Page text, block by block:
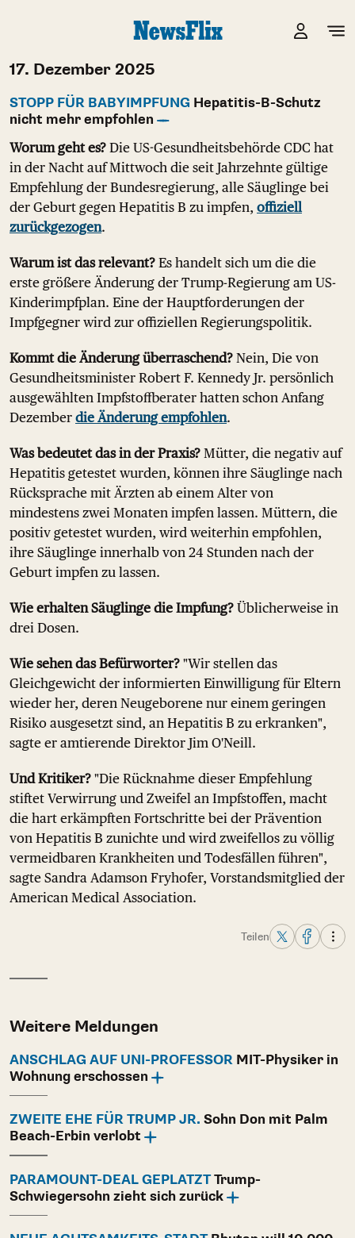
17. Dezember 2025
STOPP FÜR BABYIMPFUNG Hepatitis-B-Schutz
nicht mehr empfohlen
Worum geht es? Die US-Gesundheitsbehörde CDC hat
in der Nacht auf Mittwoch die seit Jahrzehnte gültige
Empfehlung der Bundesregierung, alle Säuglinge bei
der Geburt gegen Hepatitis B zu impfen, offiziell
zurückgezogen.
Warum ist das relevant? Es handelt sich um die die
erste größere Änderung der Trump-Regierung am US-
Kinderimpfplan. Eine der Hauptforderungen der
Impfgegner wird zur offiziellen Regierungspolitik.
Kommt die Änderung überraschend? Nein, Die von
Gesundheitsminister Robert F. Kennedy Jr. persönlich
ausgewählten Impfstoffberater hatten schon Anfang
Dezember die Änderung empfohlen.
Was bedeutet das in der Praxis? Mütter, die negativ auf
Hepatitis getestet wurden, können ihre Säuglinge nach
Rücksprache mit Ärzten ab einem Alter von
mindestens zwei Monaten impfen lassen. Müttern, die
positiv getestet wurden, wird weiterhin empfohlen,
ihre Säuglinge innerhalb von 24 Stunden nach der
Geburt impfen zu lassen.
Wie erhalten Säuglinge die Impfung? Üblicherweise in
drei Dosen.
Wie sehen das Befürworter? "Wir stellen das
Gleichgewicht der informierten Einwilligung für Eltern
wieder her, deren Neugeborene nur einem geringen
Risiko ausgesetzt sind, an Hepatitis B zu erkranken",
sagte er amtierende Direktor Jim O'Neill.
Und Kritiker? "Die Rücknahme dieser Empfehlung
stiftet Verwirrung und Zweifel an Impfstoffen, macht
die hart erkämpften Fortschritte bei der Prävention
von Hepatitis B zunichte und wird zweifellos zu völlig
vermeidbaren Krankheiten und Todesfällen führen",
sagte Sandra Adamson Fryhofer, Vorstandsmitglied der
American Medical Association.
Teilen
Weitere Meldungen
ANSCHLAG AUF UNI-PROFESSOR MIT-Physiker in
Wohnung erschossen
ZWEITE EHE FÜR TRUMP JR. Sohn Don mit Palm
Beach-Erbin verlobt
PARAMOUNT-DEAL GEPLATZTTrump-
Schwiegersohn zieht sich zurück